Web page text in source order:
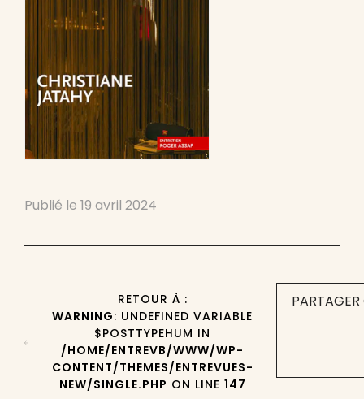
Publié le 19 avril 2024
RETOUR À :
WARNING: UNDEFINED VARIABLE
$POSTTYPEHUM IN
/HOME/ENTREVB/WWW/WP-
CONTENT/THEMES/ENTREVUES-
NEW/SINGLE.PHP ON LINE 147